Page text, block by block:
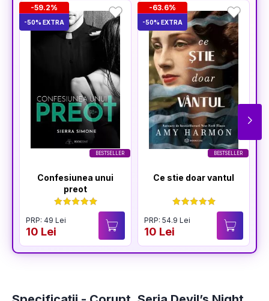
BESTSELLER
-59.2%
-50% EXTRA
Confesiunea unui
preot
PRP: 49 Lei
10 Lei
BESTSELLER
-63.6%
-50% EXTRA
Ce stie doar vantul
PRP: 54.9 Lei
10 Lei